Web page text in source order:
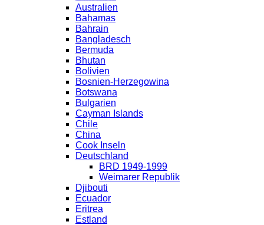
Australien
Bahamas
Bahrain
Bangladesch
Bermuda
Bhutan
Bolivien
Bosnien-Herzegowina
Botswana
Bulgarien
Cayman Islands
Chile
China
Cook Inseln
Deutschland
BRD 1949-1999
Weimarer Republik
Djibouti
Ecuador
Eritrea
Estland